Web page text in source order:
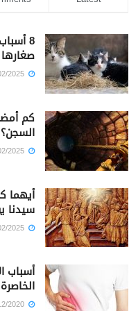
8
صغارها
كم
السجن؟
أيهما
سيدنا
أسباب